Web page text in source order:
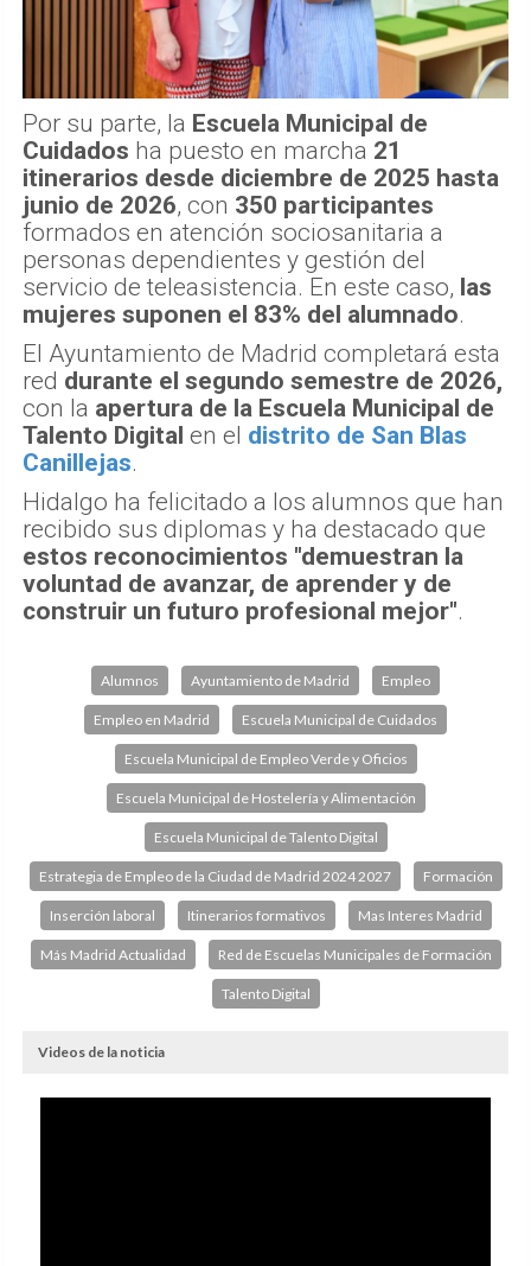
Por su parte, la Escuela Municipal de
Cuidados ha puesto en marcha 21
itinerarios desde diciembre de 2025 hasta
junio de 2026, con 350 participantes
formados en atención sociosanitaria a
personas dependientes y gestión del
servicio de teleasistencia. En este caso, las
mujeres suponen el 83% del alumnado.
El Ayuntamiento de Madrid completará esta
red durante el segundo semestre de 2026,
con la apertura de la Escuela Municipal de
Talento Digital en el distrito de San Blas
Canillejas.
Hidalgo ha felicitado a los alumnos que han
recibido sus diplomas y ha destacado que
estos reconocimientos "demuestran la
voluntad de avanzar, de aprender y de
construir un futuro profesional mejor".
Alumnos Ayuntamiento de Madrid Empleo
Empleo en Madrid Escuela Municipal de Cuidados
Escuela Municipal de Empleo Verde y Oficios
Escuela Municipal de Hostelería y Alimentación
Escuela Municipal de Talento Digital
Estrategia de Empleo de la Ciudad de Madrid 2024 2027 Formación
Inserción laboral Itinerarios formativos Mas Interes Madrid
Más Madrid Actualidad Red de Escuelas Municipales de Formación
Talento Digital
Videos de la noticia